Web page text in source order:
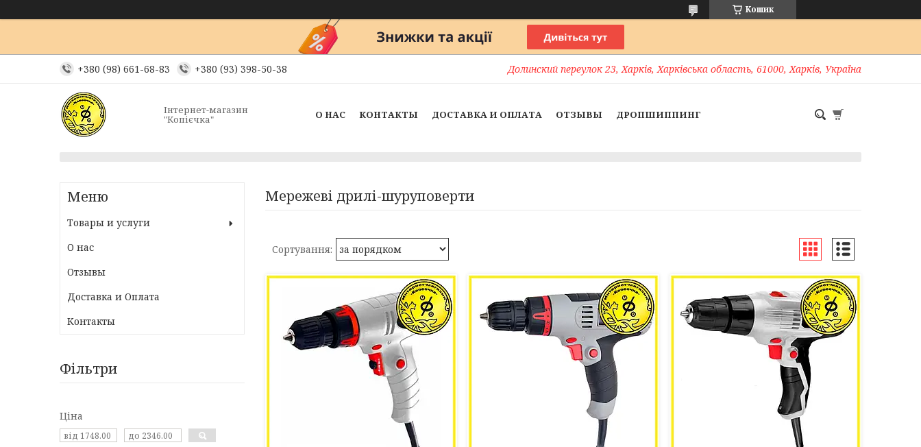
Кошик
+380 (98) 661-68-83 +380 (93) 398-50-38 Долинский переулок 23, Харків, Харківська область, 61000, Харків, Україна
Інтернет-магазин
"Копієчка" О НАС КОНТАКТЫ ДОСТАВКА И ОПЛАТА ОТЗЫВЫ ДРОПШИППИНГ
Мережеві дрилі-шуруповерти
Товары и услуги
О нас
Отзывы
Доставка и Оплата
Контакты
Фільтри
Ціна